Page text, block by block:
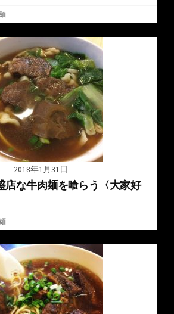
2018年1月31日
店な牛肉麺を喰らう〈大家好